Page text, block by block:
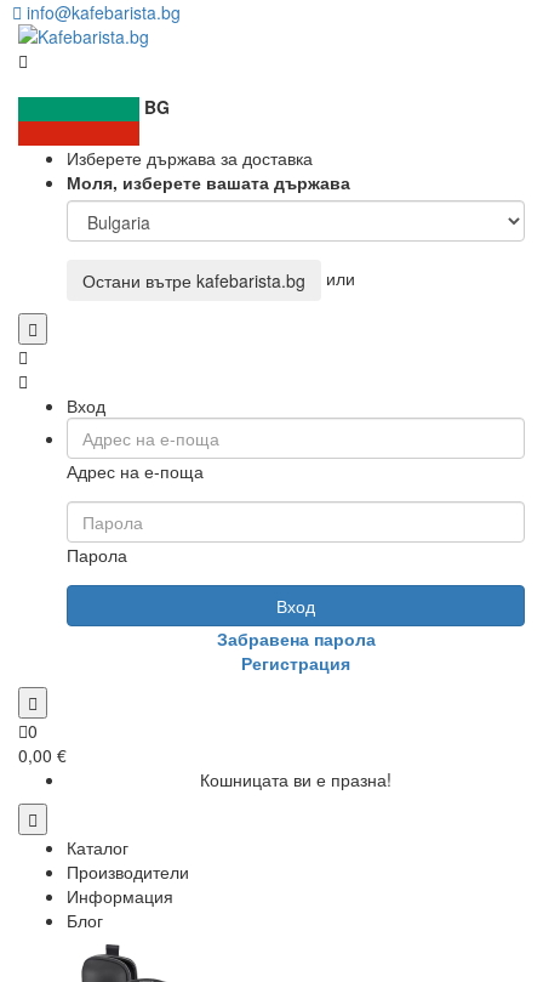
info@kafebarista.bg
BG
Изберете държава за доставка
Моля, изберете вашата държава
Остани вътре kafebarista.bg или
Вход
Адрес на е-поща
Парола
Вход
Забравена парола
Регистрация
0
0,00 €
Кошницата ви е празна!
Каталог
Производители
Информация
Блог